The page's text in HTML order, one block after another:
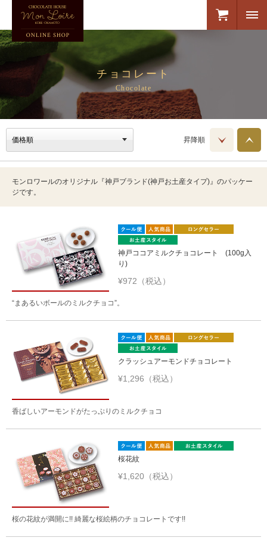
チョコレート
Chocolate
昇降順
モンロワールのオリジナル『神戸ブランド(神戸お土産タイプ)』のパッケー
ジです。
神戸ココアミルクチョコレート (100g入
り)
¥972（税込）
“まあるいボールのミルクチョコ”。
クラッシュアーモンドチョコレート
¥1,296（税込）
香ばしいアーモンドがたっぷりのミルクチョコ
桜花紋
¥1,620（税込）
桜の花紋が満開に!! 綺麗な桜絵柄のチョコレートです!!